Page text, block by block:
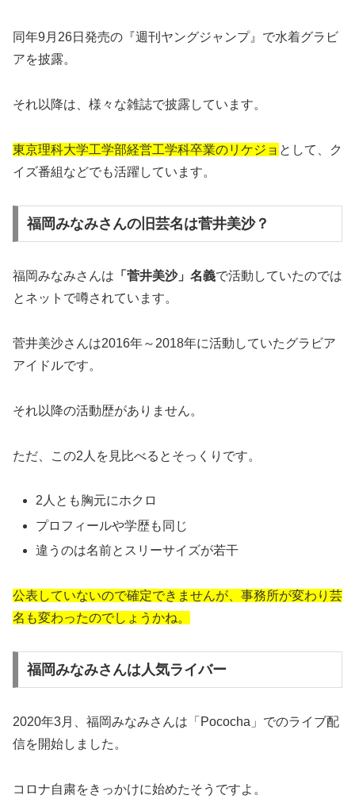
同年9月26日発売の『週刊ヤングジャンプ』で水着グラビ
アを披露。
それ以降は、様々な雑誌で披露しています。
東京理科大学工学部経営工学科卒業のリケジョ として、ク
イズ番組などでも活躍しています。
福岡みなみさんの旧芸名は菅井美沙？
福岡みなみさんは 「菅井美沙」名義で活動していたのでは
とネットで噂されています。
菅井美沙さんは2016年～2018年に活動していたグラビア
アイドルです。
それ以降の活動歴がありません。
ただ、この2人を見比べるとそっくりです。
2人とも胸元にホクロ
プロフィールや学歴も同じ
違うのは名前とスリーサイズが若干
公表していないので確定できませんが、事務所が変わり芸
名も変わったのでしょうかね。
福岡みなみさんは人気ライバー
2020年3月、福岡みなみさんは「Pococha」でのライブ配
信を開始しました。
コロナ自粛をきっかけに始めたそうですよ。